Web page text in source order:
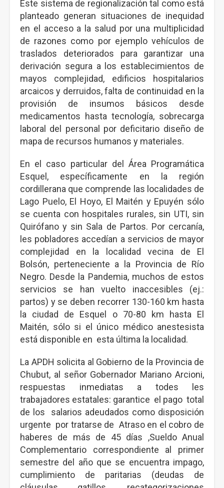
Este sistema de regionalización tal como está
planteado generan situaciones de inequidad
en el acceso a la salud por una multiplicidad
de razones como por ejemplo vehículos de
traslados deteriorados para garantizar una
derivación segura a los establecimientos de
mayos complejidad, edificios hospitalarios
arcaicos y derruidos, falta de continuidad en la
provisión de insumos básicos desde
medicamentos hasta tecnología, sobrecarga
laboral del personal por deficitario diseño de
mapa de recursos humanos y materiales.
En el caso particular del Área Programática
Esquel, específicamente en la región
cordillerana que comprende las localidades de
Lago Puelo, El Hoyo, El Maitén y Epuyén sólo
se cuenta con hospitales rurales, sin UTI, sin
Quirófano y sin Sala de Partos. Por cercanía,
les pobladores accedían a servicios de mayor
complejidad en la localidad vecina de El
Bolsón, perteneciente a la Provincia de Río
Negro. Desde la Pandemia, muchos de estos
servicios se han vuelto inaccesibles (ej.:
partos) y se deben recorrer 130-160 km hasta
la ciudad de Esquel o 70-80 km hasta El
Maitén, sólo si el único médico anestesista
está disponible en esta última la localidad.
La APDH solicita al Gobierno de la Provincia de
Chubut, al señor Gobernador Mariano Arcioni,
respuestas inmediatas a todes les
trabajadores estatales: garantice el pago total
de los salarios adeudados como disposición
urgente por tratarse de Atraso en el cobro de
haberes de más de 45 días ,Sueldo Anual
Complementario correspondiente al primer
semestre del año que se encuentra impago,
cumplimiento de paritarias (deudas de